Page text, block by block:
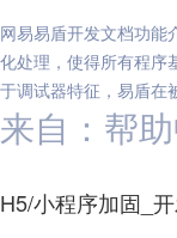
网易易盾开发文档功能
化处理，使得所有程序
于调试器特征，易盾在
来自：帮
H5/小程序加固_